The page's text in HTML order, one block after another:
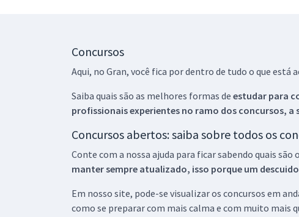
Concursos
Aqui, no Gran, você fica por dentro de tudo o que está
Saiba quais são as melhores formas de estudar para
profissionais experientes no ramo dos concursos, a
Concursos abertos: saiba sobre todos os
Conte com a nossa ajuda para ficar sabendo quais são
manter sempre atualizado, isso porque um
Em nosso site, pode-se visualizar os concursos em
como se preparar com mais calma e com muito mais